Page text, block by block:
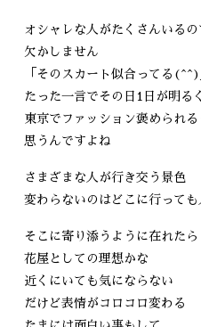
オシャレな人がたくさんいる
欠かしません
「そのスカート似合ってる(^^)
たった一言でその日1日が明る
東京でファッション褒められ
思うんですよね
さまざまな人が行き交う景色
変わらないのはどこに行って
そこに寄り添うように在れたら
花屋としての理想かな
近くにいても気にならない
だけど表情がコロコロ変わる